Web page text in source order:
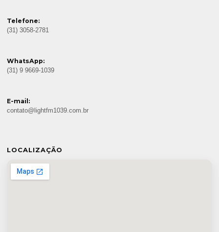
Telefone:
(31) 3058-2781
WhatsApp:
(31) 9 9669-1039
E-mail:
contato@lightfm1039.com.br
LOCALIZAÇÃO